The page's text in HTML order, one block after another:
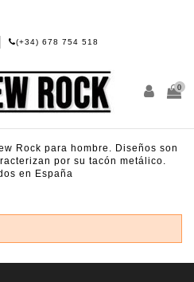
(+34) 678 754 518
0
Rock para hombre. Diseños son
por su tacón metálico.
en España